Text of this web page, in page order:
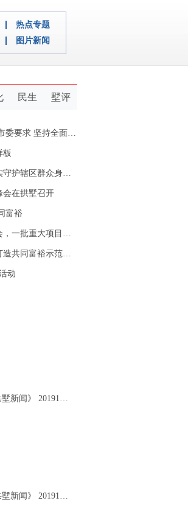
热点专题
图片新闻
民生 墅评
动新拱墅经济社会又好又快发展
板
辖区群众身体健康
会在拱墅召开
富裕
重大项目开工签约
裕示范区拱墅样本
动
《拱墅新闻》 20191122
《拱墅新闻》 20191115